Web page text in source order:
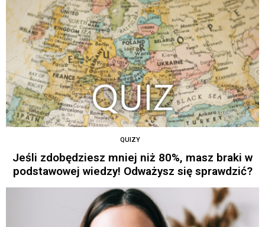
QUIZY
Jeśli zdobędziesz mniej niż 80%, masz braki w
podstawowej wiedzy! Odważysz się sprawdzić?